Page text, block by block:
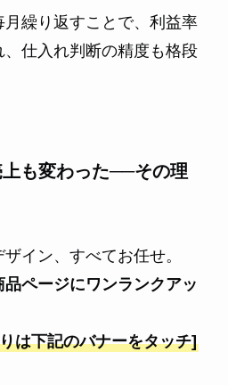
繰り返すことで、利益率
仕入れ判断の精度も格段
も変わった──その理
イン、すべてお任せ。
ページにワンランクアッ
は下記のバナーをタッチ]